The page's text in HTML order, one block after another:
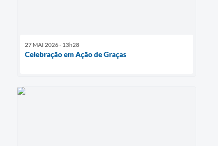
27 MAI 2026 - 13h28
Celebração em Ação de Graças